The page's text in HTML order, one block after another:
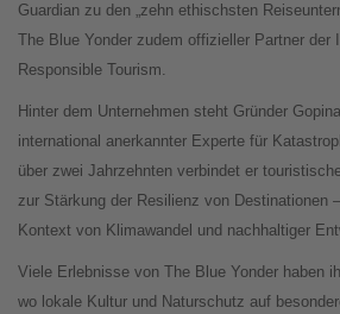
Guardian zu den „zehn ethischsten
The Blue Yonder zudem offizieller Partner der
Responsible Tourism.
Hinter dem Unternehmen steht Gründer
international anerkannter Experte für
über zwei Jahrzehnten verbindet er
zur Stärkung der Resilienz von Destinationen
Kontext von Klimawandel und nachhaltiger
Viele Erlebnisse von The Blue Yonder haben
wo lokale Kultur und Naturschutz auf